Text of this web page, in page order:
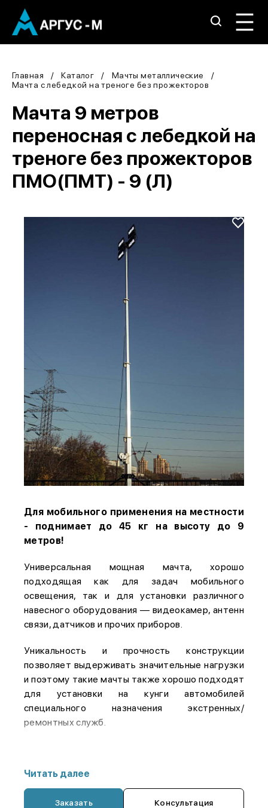
Главная Каталог
Мачты металлические
Мачта с лебедкой на треноге без прожекторов
Мачта 9 метров
переносная с лебедкой на
треноге без прожекторов
ПМО(ПМТ) - 9 (Л)
Для мобильного применения на местности
- поднимает до 45 кг на высоту до 9
метров!
Универсальная мощная мачта, хорошо
подходящая как для задач мобильного
освещения, так и для установки различного
навесного оборудования — видеокамер, антенн
связи, датчиков и прочих приборов.
Уникальность и прочность конструкции
позволяет выдерживать значительные нагрузки
и поэтому такие мачты также хорошо подходят
для установки на кунги автомобилей
специального назначения экстренных/
ремонтных служб.
климатических зонах нашей страны и за ее
пределами.
Читать далее
Заказать Консультация